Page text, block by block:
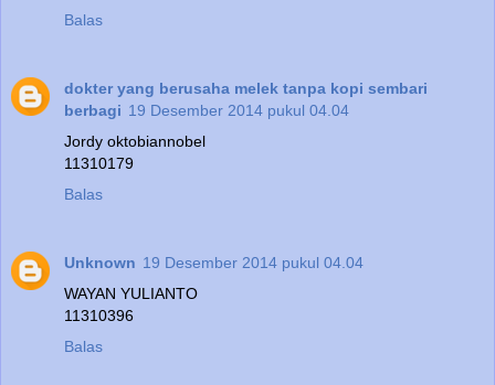
Balas
dokter yang berusaha melek tanpa kopi sembari
berbagi 19 Desember 2014 pukul 04.04
Jordy oktobiannobel
11310179
Balas
Unknown 19 Desember 2014 pukul 04.04
WAYAN YULIANTO
11310396
Balas